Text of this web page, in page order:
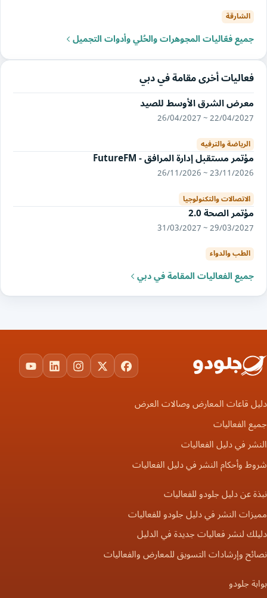
الشارقة
جميع فعّاليات المجوهرات والحُلي وأدوات التجميل
فعاليات أخرى مقامة في دبي
معرض الشرق الأوسط للصيد
22/04/2027 ~ 26/04/2027
الرياضة والترفيه
مؤتمر مستقبل إدارة المرافق - FutureFM
23/11/2026 ~ 26/11/2026
الاتصالات والتكنولوجيا
مؤتمر الصحة 2.0
29/03/2027 ~ 31/03/2027
الطب والدواء
جميع الفعاليات المقامة في دبي
Facebook
X
Instagram
LinkedIn
دليل قاعات المعارض وصالات العرض
جميع الفعاليات
النشر في دليل الفعاليات
شروط وأحكام النشر في دليل الفعاليات
نبذة عن دليل جلودو للفعاليات
مميزات النشر في دليل جلودو للفعاليات
دليلك لنشر فعاليات جديدة في الدليل
نصائح وإرشادات التسويق للمعارض والفعاليات
بوابة جلودو